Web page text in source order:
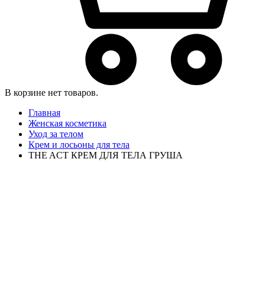
В корзине нет товаров.
Главная
Женская косметика
Уход за телом
Крем и лосьоны для тела
THE ACT КРЕМ ДЛЯ ТЕЛА ГРУША